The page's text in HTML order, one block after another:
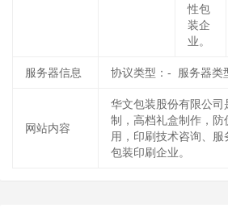
性包
装企
业。
服务器信息 协议类型：- 服务器类
网站内容
华文包装股份有限公
制，高档礼盒制作，防
用，印刷技术咨询、
包装印刷企业。